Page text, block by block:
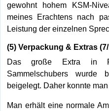
gewohnt hohem KSM-
meines Erachtens nach
Leistung der einzelnen
(5) Verpackung & Extras
Das große Extra in
Sammelschubers wurde
beigelegt. Daher konnte
Man erhält eine normale